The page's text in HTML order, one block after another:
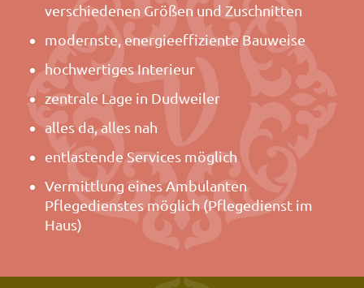
verschiedenen Größen und Zuschnitten
modernste, energieeffiziente Bauweise
hochwertiges Interieur
zentrale Lage in Dudweiler
alles da, alles nah
entlastende Services möglich
Vermittlung eines Ambulanten
Pflegedienstes möglich (Pflegedienst im
Haus)